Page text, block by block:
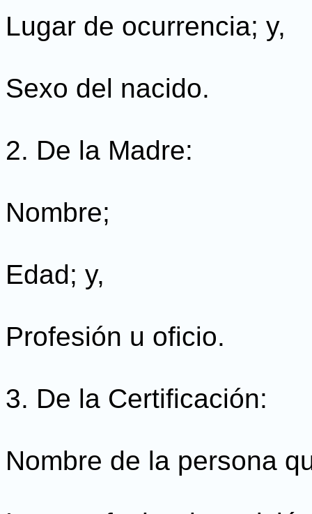
Lugar de ocurrencia; y,
Sexo del nacido.
2. De la Madre:
Nombre;
Edad; y,
Profesión u oficio.
3. De la Certificación:
Nombre de la persona